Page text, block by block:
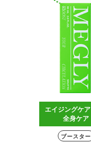
エイジングケア
全身ケア
ブースター